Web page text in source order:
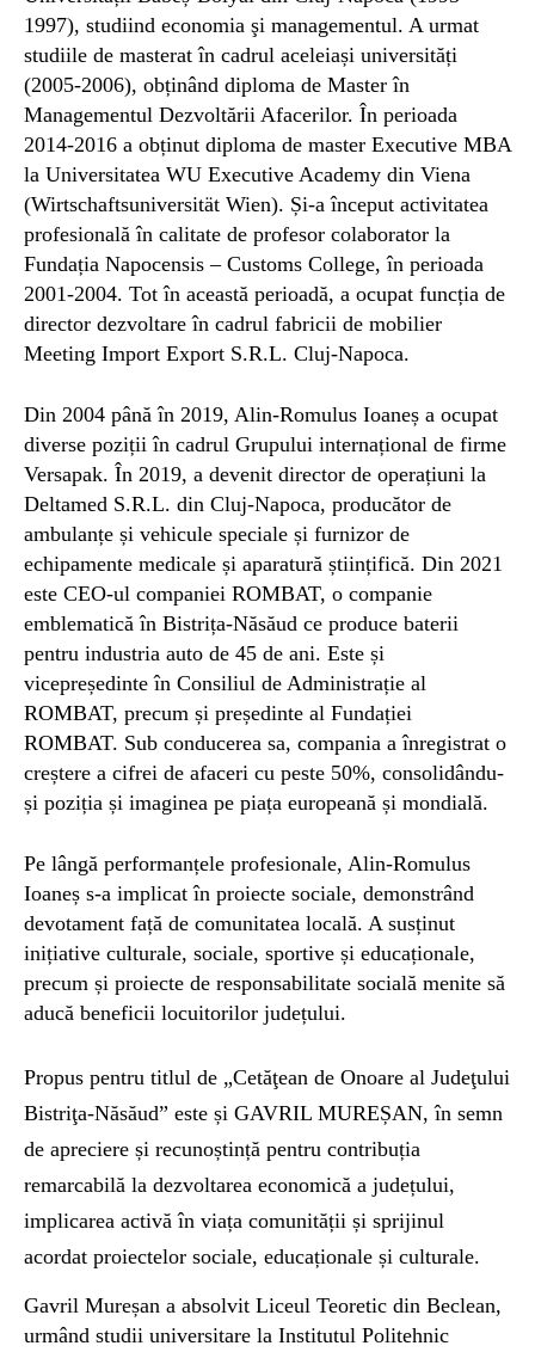
1997), studiind economia şi managementul. A urmat
studiile de masterat în cadrul aceleiași universități
(2005-2006), obținând diploma de Master în
Managementul Dezvoltării Afacerilor. În perioada
2014-2016 a obținut diploma de master Executive MBA
la Universitatea WU Executive Academy din Viena
(Wirtschaftsuniversität Wien). Și-a început activitatea
profesională în calitate de profesor colaborator la
Fundația Napocensis – Customs College, în perioada
2001-2004. Tot în această perioadă, a ocupat funcția de
director dezvoltare în cadrul fabricii de mobilier
Meeting Import Export S.R.L. Cluj-Napoca.
Din 2004 până în 2019, Alin-Romulus Ioaneș a ocupat
diverse poziții în cadrul Grupului internațional de firme
Versapak. În 2019, a devenit director de operațiuni la
Deltamed S.R.L. din Cluj-Napoca, producător de
ambulanțe și vehicule speciale și furnizor de
echipamente medicale și aparatură științifică. Din 2021
este CEO-ul companiei ROMBAT, o companie
emblematică în Bistrița-Năsăud ce produce baterii
pentru industria auto de 45 de ani. Este și
vicepreședinte în Consiliul de Administrație al
ROMBAT, precum și președinte al Fundației
ROMBAT. Sub conducerea sa, compania a înregistrat o
creștere a cifrei de afaceri cu peste 50%, consolidându-
și poziția și imaginea pe piața europeană și mondială.
Pe lângă performanțele profesionale, Alin-Romulus
Ioaneș s-a implicat în proiecte sociale, demonstrând
devotament față de comunitatea locală. A susținut
inițiative culturale, sociale, sportive și educaționale,
precum și proiecte de responsabilitate socială menite să
aducă beneficii locuitorilor județului.
Propus pentru titlul de „Cetăţean de Onoare al Judeţului
Bistriţa-Năsăud” este și GAVRIL MUREȘAN, în semn
de apreciere și recunoștință pentru contribuția
remarcabilă la dezvoltarea economică a județului,
implicarea activă în viața comunității și sprijinul
acordat proiectelor sociale, educaționale și culturale.
Gavril Mureșan a absolvit Liceul Teoretic din Beclean,
urmând studii universitare la Institutul Politehnic